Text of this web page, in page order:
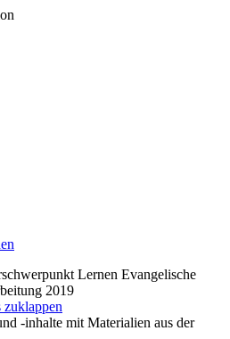
Lernen Evangelische
2019
zuklappen
-inhalte mit Materialien aus der